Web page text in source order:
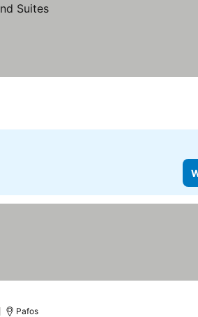
Pafos